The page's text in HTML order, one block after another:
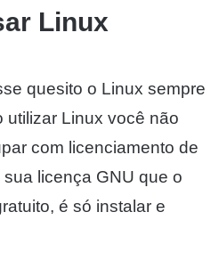
Linux
quesito o Linux sempre
utilizar Linux você não
com licenciamento de
licença GNU que o
é só instalar e